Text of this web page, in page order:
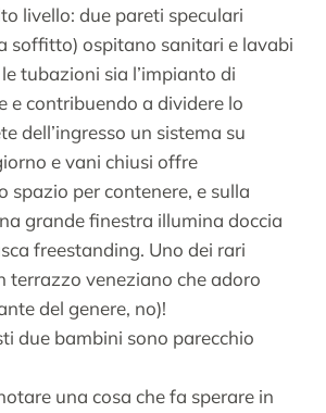
livello: due pareti speculari
soffitto) ospitano sanitari e lavabi
tubazioni sia l’impianto di
e contribuendo a dividere lo
dell’ingresso un sistema su
e vani chiusi offre
spazio per contenere, e sulla
grande finestra illumina doccia
freestanding. Uno dei rari
terrazzo veneziano che adoro
del genere, no)!
due bambini sono parecchio
una cosa che fa sperare in